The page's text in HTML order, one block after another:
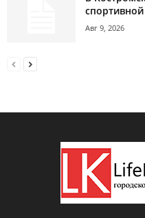
Авг 9, 2026